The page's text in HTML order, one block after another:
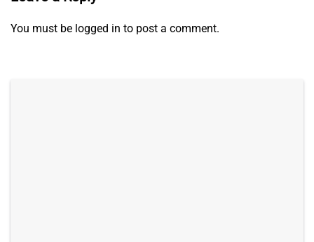
You must be logged in to post a comment.